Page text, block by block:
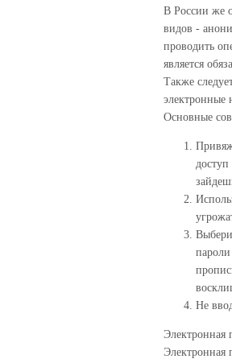
В России же
видов -
проводить
является
Также
электронные
Основные
Не
Электронная
Электронная